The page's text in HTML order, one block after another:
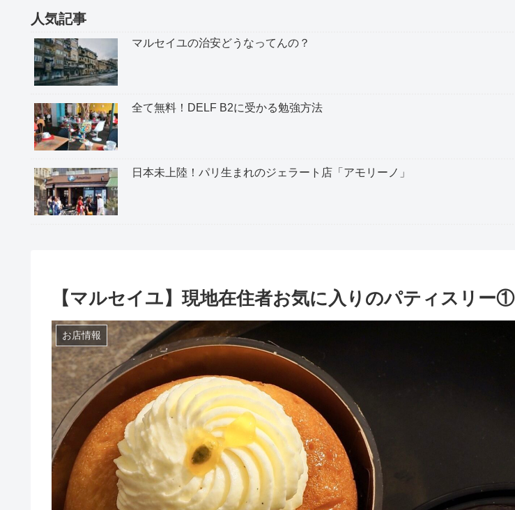
人気記事
マルセイユの治安どうなってんの？
全て無料！DELF B2に受かる勉強方法
日本未上陸！パリ生まれのジェラート店「アモリーノ」
【マルセイユ】現地在住者お気に入りのパティスリー①
お店情報